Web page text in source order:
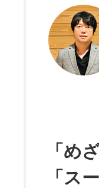
「め
「ス